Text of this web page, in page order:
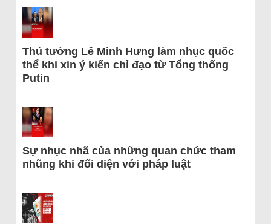
Thủ tướng Lê Minh Hưng làm nhục quốc
thể khi xin ý kiến chỉ đạo từ Tổng thống
Putin
Sự nhục nhã của những quan chức tham
nhũng khi đối diện với pháp luật